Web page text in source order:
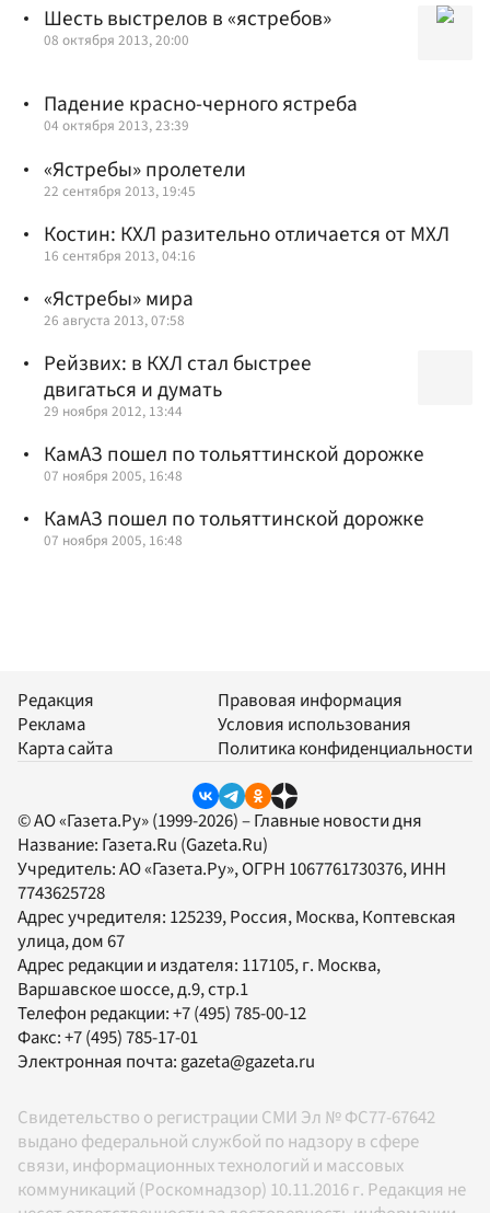
Шесть выстрелов в «ястребов»
08 октября 2013, 20:00
Падение красно-черного ястреба
04 октября 2013, 23:39
«Ястребы» пролетели
22 сентября 2013, 19:45
Костин: КХЛ разительно отличается от МХЛ
16 сентября 2013, 04:16
«Ястребы» мира
26 августа 2013, 07:58
Рейзвих: в КХЛ стал быстрее
двигаться и думать
29 ноября 2012, 13:44
КамАЗ пошел по тольяттинской дорожке
07 ноября 2005, 16:48
КамАЗ пошел по тольяттинской дорожке
07 ноября 2005, 16:48
Редакция
Реклама
Карта сайта
Правовая информация
Условия использования
Политика конфиденциальности
© АО «Газета.Ру» (1999-2026) – Главные новости дня
Название: Газета.Ru (Gazeta.Ru)
Учредитель:АО «Газета.Ру», ОГРН 1067761730376, ИНН
7743625728
Адрес учредителя: 125239, Россия, Москва, Коптевская
улица, дом 67
Адрес редакции и издателя: 117105, г. Москва,
Варшавское шоссе, д.9, стр.1
Телефон редакции:+7 (495) 785-00-12
Факс:+7 (495) 785-17-01
Электронная почта:gazeta@gazeta.ru
Свидетельство о регистрации СМИ Эл № ФС77-67642
выдано федеральной службой по надзору в сфере
связи, информационных технологий и массовых
коммуникаций (Роскомнадзор) 10.11.2016 г. Редакция не